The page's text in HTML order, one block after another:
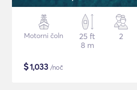
Motorni čoln
25 ft
8 m
2
$1,033 /noč